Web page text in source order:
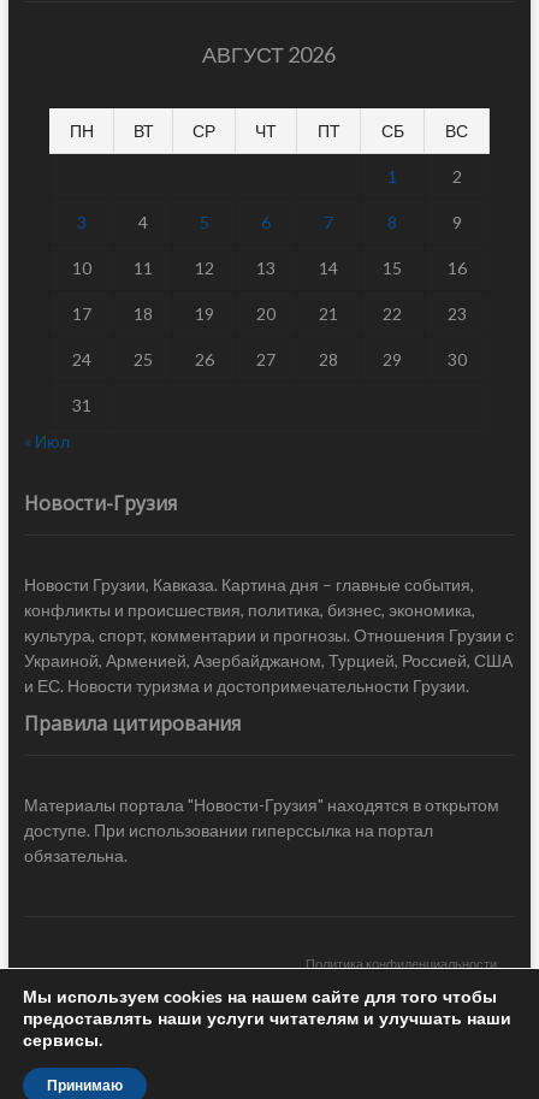
АВГУСТ 2026
ПН ВТ СР ЧТ ПТ СБ ВС
1 2
3 4 5 6 7 8 9
10 11 12 13 14 15 16
17 18 19 20 21 22 23
24 25 26 27 28 29 30
31
« Июл
Новости-Грузия
Новости Грузии, Кавказа. Картина дня – главные события,
конфликты и происшествия, политика, бизнес, экономика,
культура, спорт, комментарии и прогнозы. Отношения Грузии с
Украиной, Арменией, Азербайджаном, Турцией, Россией, США
и ЕС. Новости туризма и достопримечательности Грузии.
Правила цитирования
Материалы портала "Новости-Грузия" находятся в открытом
доступе. При использовании гиперссылка на портал
обязательна.
Политика конфиденциальности
Новости Грузии| Black Sea Press LTD © 2020 All Rights Reserved /
Design & development —
Мы используем cookies на нашем сайте для того чтобы
предоставлять наши услуги читателям и улучшать наши
сервисы.
Принимаю